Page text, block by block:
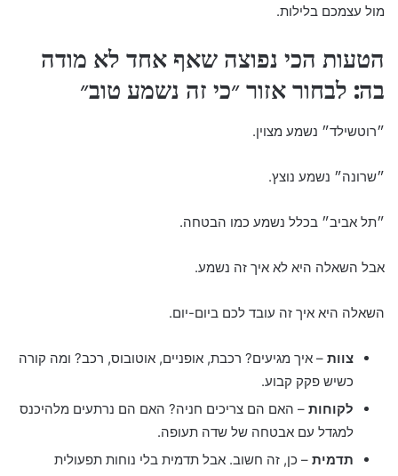
מול עצמכם בלילות.
הטעות הכי נפוצה שאף אחד לא מודה
בה: לבחור אזור ״כי זה נשמע טוב״
״רוטשילד״ נשמע מצוין.
״שרונה״ נשמע נוצץ.
״תל אביב״ בכלל נשמע כמו הבטחה.
אבל השאלה היא לא איך זה נשמע.
השאלה היא איך זה עובד לכם ביום-יום.
צוות – איך מגיעים? רכבת, אופניים, אוטובוס, רכב? ומה קורה
כשיש פקק קבוע.
לקוחות – האם הם צריכים חניה? האם הם נרתעים מלהיכנס
למגדל עם אבטחה של שדה תעופה.
תדמית – כן, זה חשוב. אבל תדמית בלי נוחות תפעולית